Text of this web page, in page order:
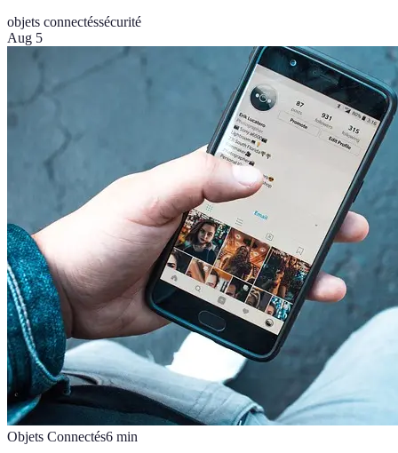
objets connectéssécurité
Aug 5
Objets Connectés6 min